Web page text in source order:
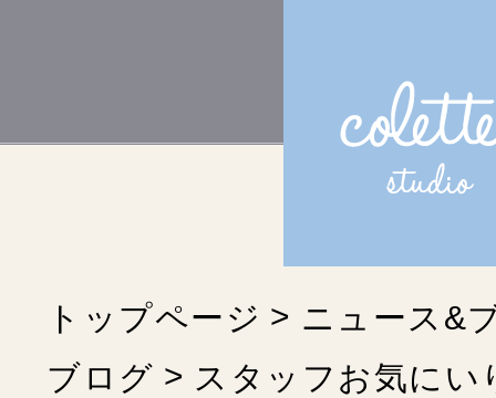
トップページ
ニュース&
ブログ
スタッフお気にい